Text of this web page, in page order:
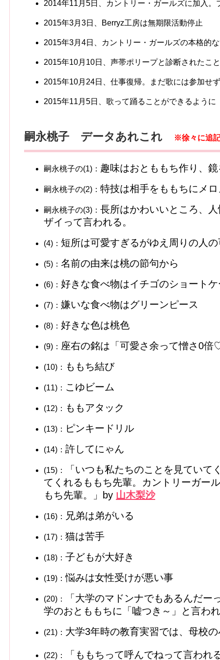
2014年11月5日、カントリー・ガールズに加入。
2015年3月3日、Berryz工房は無期限活動停止
2015年3月4日、カントリー・ガールズの本格的
2015年10月10日、声帯ポリープと診断されたこ
2015年10月24日、仕事復帰。まだ歌には参加せ
2015年11月5日、歌って踊ることができるように
嗣永桃子 データあれこれ ※徐々に追
嗣永桃子の(1)： 趣味はおとももち作り、
嗣永桃子の(2)： 特技は相手をももちにメ
嗣永桃子の(3)： 長所はかわいいところ、
ザイって言われる。
(4)： 短所は可愛すぎるがゆえ周りの人
(5)： 名前の由来は桃の節句から
(6)： 好きな食べ物はイチゴのショート
(7)： 嫌いな食べ物はグリーンピース
(8)： 好きな色は桃色
(9)： 座右の銘は「可愛さ余って憎さ0倍
(10)： ももち結び
(11)： こゆビーム
(12)： ももアタック
(13)： ピンキードリル
(14)： 許してにゃん
(15)：
「いつも私たちのことを見てい
てくれるももち先輩。カントリーガー
もち先輩。」by 山木梨沙
(16)： 兄弟は弟がいる
(17)： 猫は苦手
(18)： 子どもが大好き
(19)：悩みは女性受けが悪い事
(20)：
「大学のマドンナでもあるんだ
学のおとももちに「嘘つき～」と言わ
(21)： 大学3年時の教育実習では、母校
(22)： 「ももちって呼んでねって言われ